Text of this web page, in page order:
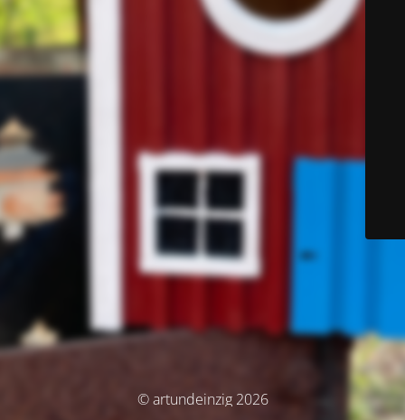
© artundeinzig 2026